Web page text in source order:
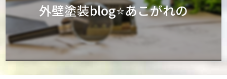
外壁塗装blog⭐あこがれの